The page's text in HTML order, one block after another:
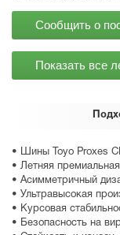
• Шины Toyo Proxes
• Летняя
• Асимметричный
• Ультравысокая
• Курсовая
• Безопасность на
Сообщить о
Показать все